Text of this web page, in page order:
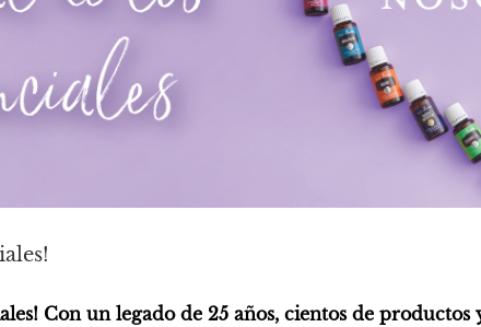
Con un legado de 25 años, cientos de